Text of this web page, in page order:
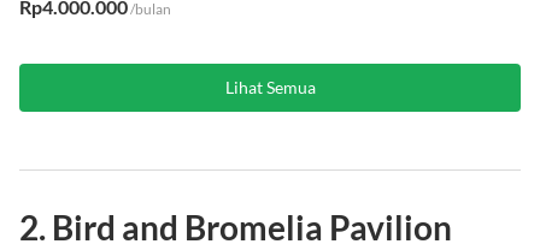
Rp4.000.000/bulan
Lihat Semua
2. Bird and Bromelia Pavilion